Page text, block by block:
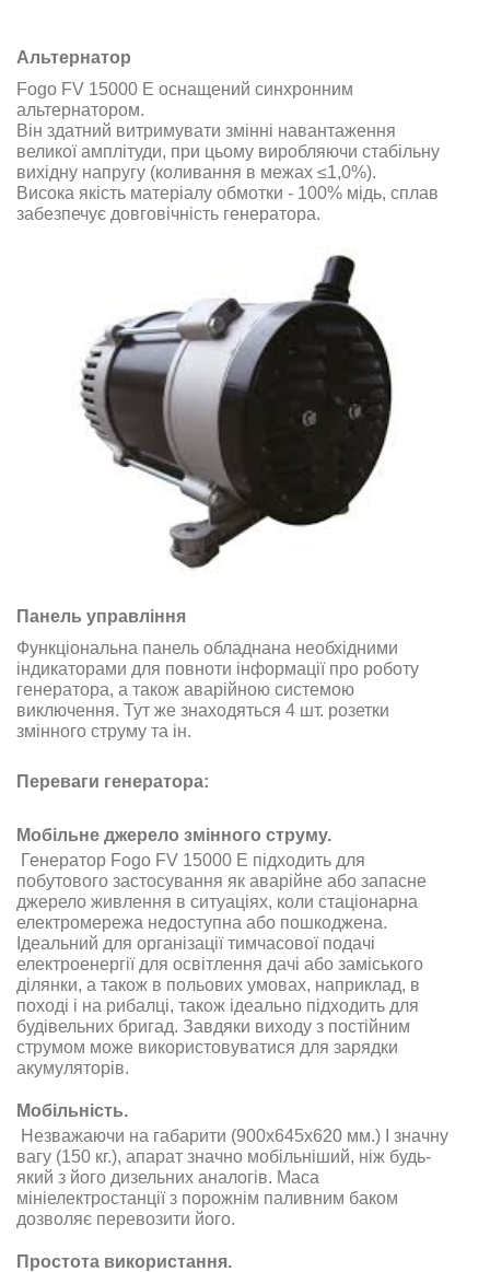
Альтернатор
Fogo FV 15000 E оснащений синхронним
альтернатором.
Він здатний витримувати змінні навантаження
великої амплітуди, при цьому виробляючи стабільну
вихідну напругу (коливання в межах ≤1,0%).
Висока якість матеріалу обмотки - 100% мідь, сплав
забезпечує довговічність генератора.
Панель управління
Функціональна панель обладнана необхідними
індикаторами для повноти інформації про роботу
генератора, а також аварійною системою
виключення. Тут же знаходяться 4 шт. розетки
змінного струму та ін.
Переваги генератора:
Мобільне джерело змінного струму.
Генератор Fogo FV 15000 E підходить для
побутового застосування як аварійне або запасне
джерело живлення в ситуаціях, коли стаціонарна
електромережа недоступна або пошкоджена.
Ідеальний для організації тимчасової подачі
електроенергії для освітлення дачі або заміського
ділянки, а також в польових умовах, наприклад, в
поході і на рибалці, також ідеально підходить для
будівельних бригад. Завдяки виходу з постійним
струмом може використовуватися для зарядки
акумуляторів.
Мобільність.
Незважаючи на габарити (900x645x620 мм.) І значну
вагу (150 кг.), апарат значно мобільніший, ніж будь-
який з його дизельних аналогів. Маса
мініелектростанції з порожнім паливним баком
дозволяє перевозити його.
Простота використання.